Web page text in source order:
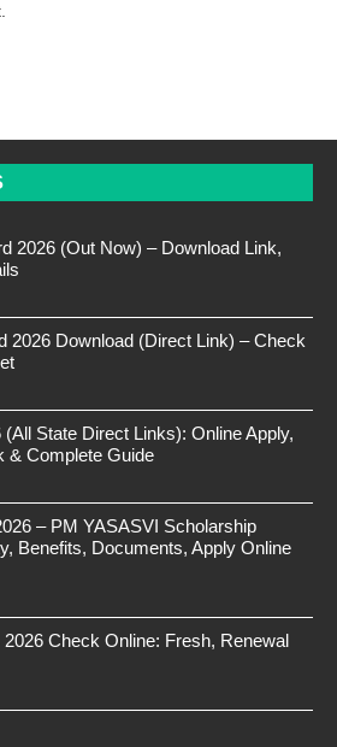
2026 (Out Now) – Download Link,
2026 Download (Direct Link) – Check
(All State Direct Links): Online Apply,
& Complete Guide
– PM YASASVI Scholarship
Benefits, Documents, Apply Online
Check Online: Fresh, Renewal